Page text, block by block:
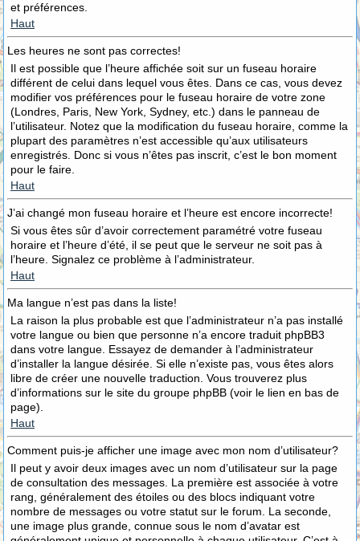
et préférences.
Haut
Les heures ne sont pas correctes!
Il est possible que l’heure affichée soit sur un fuseau horaire
différent de celui dans lequel vous êtes. Dans ce cas, vous devez
modifier vos préférences pour le fuseau horaire de votre zone
(Londres, Paris, New York, Sydney, etc.) dans le panneau de
l’utilisateur. Notez que la modification du fuseau horaire, comme la
plupart des paramètres n’est accessible qu’aux utilisateurs
enregistrés. Donc si vous n’êtes pas inscrit, c’est le bon moment
pour le faire.
Haut
J’ai changé mon fuseau horaire et l’heure est encore incorrecte!
Si vous êtes sûr d’avoir correctement paramétré votre fuseau
horaire et l’heure d’été, il se peut que le serveur ne soit pas à
l’heure. Signalez ce problème à l’administrateur.
Haut
Ma langue n’est pas dans la liste!
La raison la plus probable est que l’administrateur n’a pas installé
votre langue ou bien que personne n’a encore traduit phpBB3
dans votre langue. Essayez de demander à l’administrateur
d’installer la langue désirée. Si elle n’existe pas, vous êtes alors
libre de créer une nouvelle traduction. Vous trouverez plus
d’informations sur le site du groupe phpBB (voir le lien en bas de
page).
Haut
Comment puis-je afficher une image avec mon nom d’utilisateur?
Il peut y avoir deux images avec un nom d’utilisateur sur la page
de consultation des messages. La première est associée à votre
rang, généralement des étoiles ou des blocs indiquant votre
nombre de messages ou votre statut sur le forum. La seconde,
une image plus grande, connue sous le nom d’avatar est